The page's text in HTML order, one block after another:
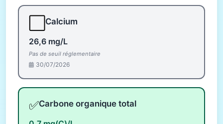
Calcium
26,6 mg/L
Pas de seuil réglementaire
30/07/2026
✅Carbone organique total